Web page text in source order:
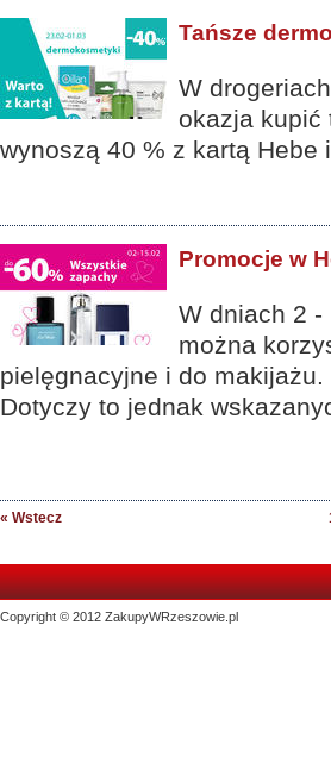
Tańsze
W
okazja kupić
wynoszą 40 % z kartą Hebe
Promocje w
W dniach 2 -
można
pielęgnacyjne i do
Dotyczy to jednak
« Wstecz
Copyright © 2012 ZakupyWRzeszowie.pl